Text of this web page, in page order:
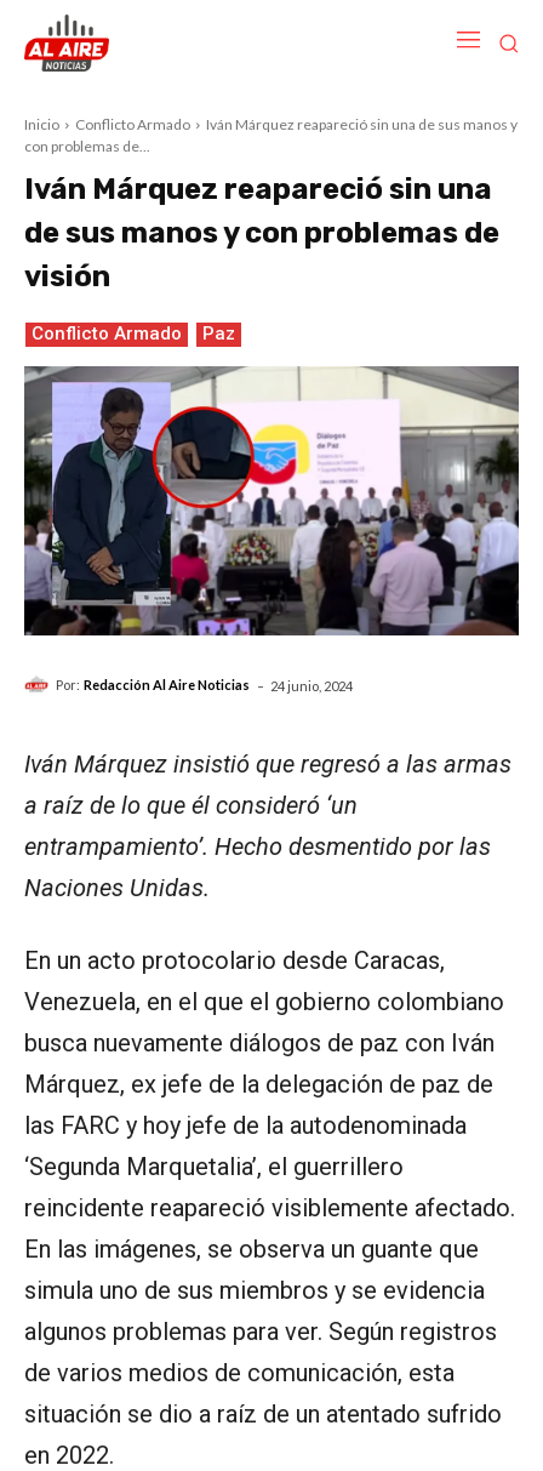
Inicio Conflicto Armado
Iván Márquez reapareció sin una de sus manos y
con problemas de...
Iván Márquez reapareció sin una
de sus manos y con problemas de
visión
Conflicto Armado Paz
Por: Redacción Al Aire Noticias - 24 junio, 2024
Iván Márquez insistió que regresó a las armas
a raíz de lo que él consideró ‘un
entrampamiento’. Hecho desmentido por las
Naciones Unidas.
En un acto protocolario desde Caracas,
Venezuela, en el que el gobierno colombiano
busca nuevamente diálogos de paz con Iván
Márquez, ex jefe de la delegación de paz de
las FARC y hoy jefe de la autodenominada
‘Segunda Marquetalia’, el guerrillero
reincidente reapareció visiblemente afectado.
En las imágenes, se observa un guante que
simula uno de sus miembros y se evidencia
algunos problemas para ver. Según registros
de varios medios de comunicación, esta
situación se dio a raíz de un atentado sufrido
en 2022.